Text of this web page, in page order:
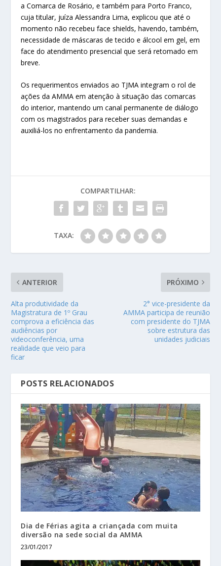
a Comarca de Rosário, e também para Porto Franco,
cuja titular, juíza Alessandra Lima, explicou que até o
momento não recebeu face shields, havendo, também,
necessidade de máscaras de tecido e álcool em gel, em
face do atendimento presencial que será retomado em
breve.
Os requerimentos enviados ao TJMA integram o rol de
ações da AMMA em atenção à situação das comarcas
do interior, mantendo um canal permanente de diálogo
com os magistrados para receber suas demandas e
auxiliá-los no enfrentamento da pandemia.
COMPARTILHAR:
TAXA:
ANTERIOR
Alta produtividade da
Magistratura de 1º Grau
comprova a eficiência das
audiências por
videoconferência, uma
realidade que veio para
ficar
PRÓXIMO
2° vice-presidente da
AMMA participa de reunião
com presidente do TJMA
sobre estrutura das
unidades judiciais
POSTS RELACIONADOS
Dia de Férias agita a criançada com muita
diversão na sede social da AMMA
23/01/2017